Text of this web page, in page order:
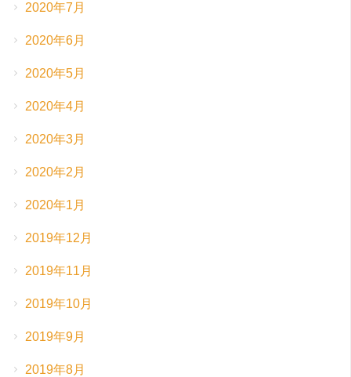
2020年7月
2020年6月
2020年5月
2020年4月
2020年3月
2020年2月
2020年1月
2019年12月
2019年11月
2019年10月
2019年9月
2019年8月